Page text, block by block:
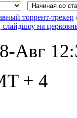
торрент-трекер
на
Авг
+ 4